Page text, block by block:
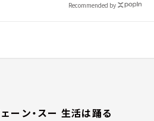
Recommended by
ーン・スー 生活は踊る